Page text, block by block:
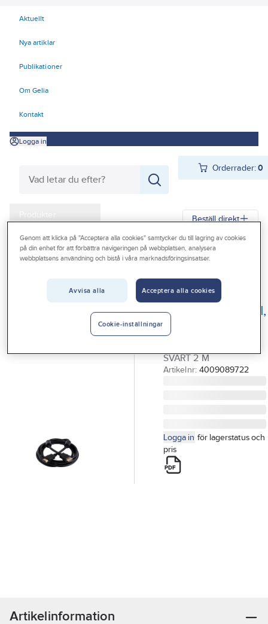
Aktuellt
Nya artiklar
Publikationer
Om Gelia
Kontakt
Logga in
Orderrader:0
Produkter
Kampanjer
Outlet
Beställ direkt
Gelia Produkter Gelia El
Tele-, data-, TV, säkerhet
Anslutningskabel,
HDMI-HDMI
SVART 2 M
Artikelnr: 4009089722
Logga in för lagerstatus och
pris
Artikelinformation
Genom att klicka på "Acceptera alla cookies" samtycker du till lagring av cookies
på din enhet för att förbättra navigeringen på webbplatsen, analysera
webbplatsens användning och bistå i våra marknadsföringsinsatser.
Avvisa alla Acceptera alla cookies
Cookie-inställningar